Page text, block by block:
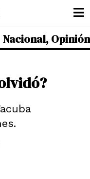
Nacional, Opinión